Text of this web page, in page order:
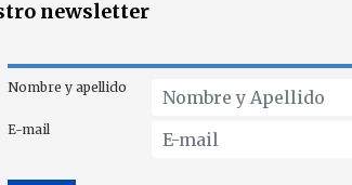
newsletter
Nombre y apellido
E-mail